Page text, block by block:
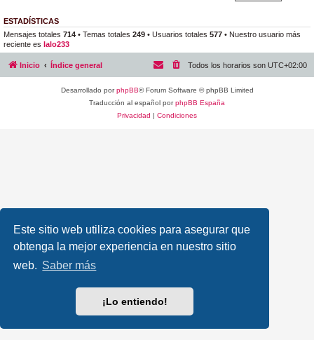
Este sitio web utiliza cookies para asegurar que
obtenga la mejor experiencia en nuestro sitio
web. Saber más
¡Lo entiendo!
ESTADÍSTICAS
Mensajes totales 714 • Temas totales 249 • Usuarios totales 577 • Nuestro usuario más
reciente es lalo233
Inicio Índice general Todos los horarios son UTC+02:00
Desarrollado porphpBB® Forum Software © phpBB Limited
Traducción al español porphpBB España
Privacidad | Condiciones